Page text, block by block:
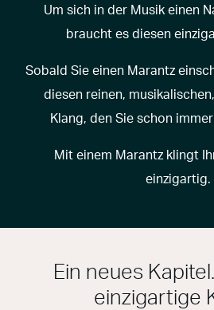
Um sich in der Musik einen
braucht es diesen
Sobald Sie einen Marantz
diesen reinen,
Klang, den Sie schon
Mit einem Marantz klingt
einzigartig.
Ein neues
einzigartige